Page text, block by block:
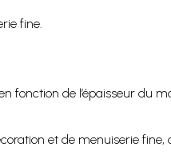
fine.
fonction de l’épaisseur du
et de menuiserie fine,